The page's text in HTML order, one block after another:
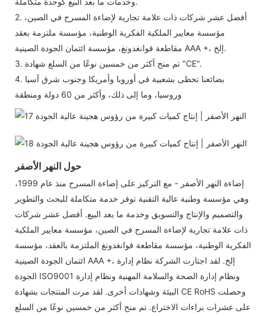
2. أفضل عشر شركات ذات علامة تجارية لإضاءة المسرح في الصين،
مؤسسة معايير الملكية الفكرية الوطنية، مؤسسة ملتزمة بعقد
مقاطعة قوانغدونغ، مؤسسة ائتمان الجودة الصينية AAA +، إلخ.
3. تم منح أكثر من خمسين نوعًا من السلع شهادة "CE".
4. بضائعنا تحظى بشعبية في أوروبا وأمريكا وجنوب شرق آسيا
وروسيا، وما إلى ذلك، وأكثر من 60 دولة ومنطقة
حول النهر الأصفر
إضاءة النهر الأصفر - مع التركيز على إضاءة المسرح منذ عام 1999،
وهي مؤسسة وطنية عالية التقنية توفر خدمة متكاملة للبحث والتطوير
والتصميم والإنتاج والتسويق وخدمة ما بعد البيع. أفضل عشر شركات
ذات علامة تجارية لإضاءة المسرح في الصين، مؤسسة معايير الملكية
الفكرية الوطنية، مؤسسة مقاطعة قوانغدونغ الملتزمة بالعقد، مؤسسة
ائتمان الجودة الصينية AAA +، إلخ. لقد اجتازت الشركة نظام إدارة
الجودة ISO9001 ونظام إدارة الصحة والسلامة المهنية ونظام إدارة
البيئة وشهادات أخرى. لقد مرت المنتجات بشهادة CE RoHS وحصلت
على عشرات براءات الاختراع. تم منح أكثر من خمسين نوعًا من السلع